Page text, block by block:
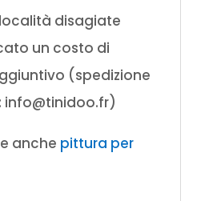
località disagiate
un costo di
(spedizione
info@tinidoo.fr)
anche pittura per